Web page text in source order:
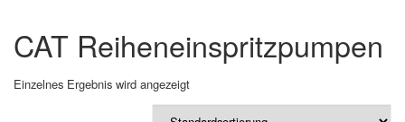
CAT Reiheneinspritzpumpen
Einzelnes Ergebnis wird angezeigt